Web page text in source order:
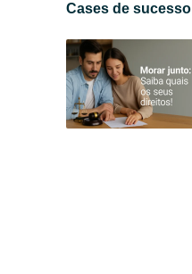
mais →
Cases de sucesso